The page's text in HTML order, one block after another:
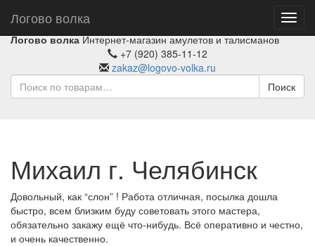
Логово волка
Логово волка Интернет-магазин амулетов и талисманов
+7 (920) 385-11-12
zakaz@logovo-volka.ru
Поиск
Михаил г. Челябинск
Довольный, как “слон” ! Работа отличная, посылка дошла
быстро, всем близким буду советовать этого мастера,
обязательно закажу ещё что-нибудь. Всё оперативно и честно,
и очень качественно.